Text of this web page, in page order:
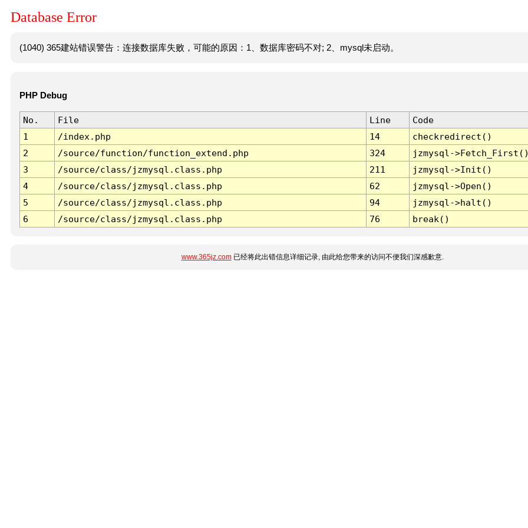
Database Error
(1040) 365建站错误警告：连接数据库失败，可能的原因：1、数据库密码不对; 2、mysql未启动。
PHP Debug
No. File Line
Code
1
/index.php 14
checkredirect()
2
/source/function/function_extend.php 324
jzmysql-
3
/source/class/jzmysql.class.php 211
jzmysql->Init()
4
/source/class/jzmysql.class.php 62
jzmysql->Open()
5
/source/class/jzmysql.class.php 94
jzmysql->halt()
6
/source/class/jzmysql.class.php 76 break()
www.365jz.com已经将此出错信息详细记录, 由此给您带来的访问不便我们深感歉意.